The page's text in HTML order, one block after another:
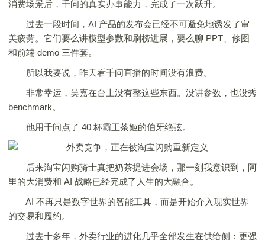
消费场景后，千问的真实办事能力，完成了一次跃升。
过去一段时间，AI 产品的发布会已经不可避免地诱发了审
美疲劳。它们要么讲模型参数和刷榜进展，要么聊 PPT、修图
和前端 demo 三件套。
所以我要说，昨天看千问直播的时间没有浪费。
非常幸运，吴嘉在台上没有整这些东西。没讲参数，也没秀
benchmark。
他用千问点了 40 杯霸王茶姬的伯牙绝弦。
后来淘宝闪购骑士真把奶茶提进会场，那一刻我意识到，阿
里的大消费和 AI 战略已经完成了人生的大融合。
AI 不再只是数字世界的智能工具，而是开始介入现实世界
的交易和履约。
过去十多年，外卖行业的进化几乎全部发生在供给侧：更强